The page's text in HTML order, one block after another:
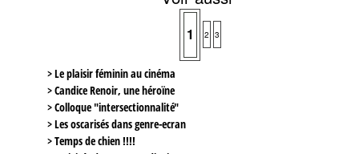
1 2 3
> Le plaisir féminin au cinéma
> Candice Renoir, une héroïne
> Colloque "intersectionnalité"
> Les oscarisés dans genre-ecran
> Temps de chien !!!!